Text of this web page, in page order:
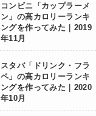
コンビニ「カップラーメ
ン」の高カロリーランキ
ングを作ってみた｜2019
年11月
スタバ「ドリンク・フラ
ペ」の高カロリーランキ
ングを作ってみた｜2020
年10月